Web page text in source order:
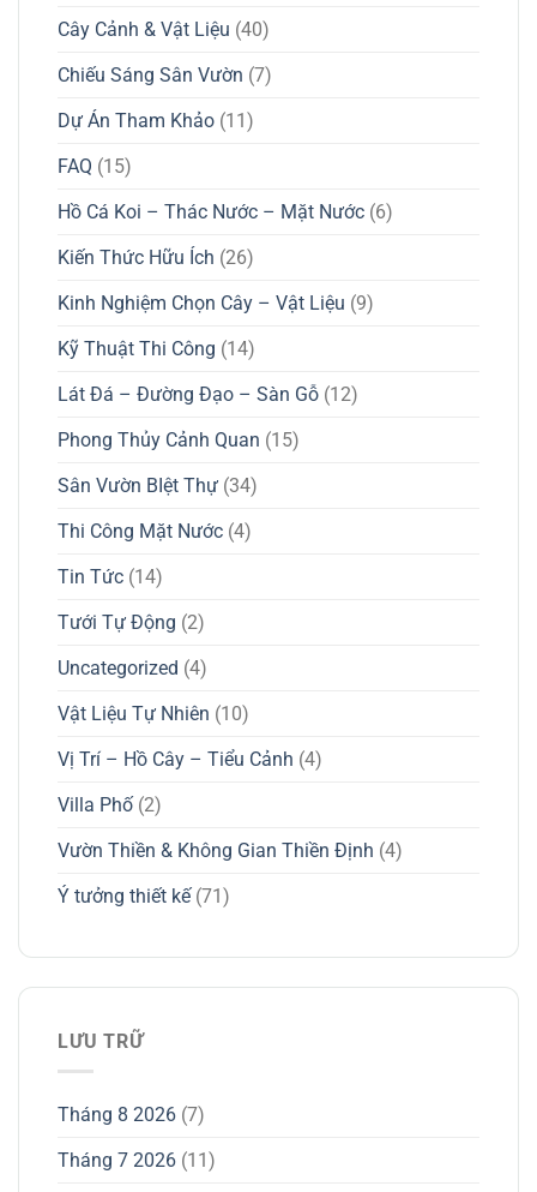
Cây Cảnh & Vật Liệu (40)
Chiếu Sáng Sân Vườn (7)
Dự Án Tham Khảo (11)
FAQ (15)
Hồ Cá Koi – Thác Nước – Mặt Nước (6)
Kiến Thức Hữu Ích (26)
Kinh Nghiệm Chọn Cây – Vật Liệu (9)
Kỹ Thuật Thi Công (14)
Lát Đá – Đường Đạo – Sàn Gỗ (12)
Phong Thủy Cảnh Quan (15)
Sân Vườn BIệt Thự (34)
Thi Công Mặt Nước (4)
Tin Tức (14)
Tưới Tự Động (2)
Uncategorized (4)
Vật Liệu Tự Nhiên (10)
Vị Trí – Hồ Cây – Tiểu Cảnh (4)
Villa Phố (2)
Vườn Thiền & Không Gian Thiền Định (4)
Ý tưởng thiết kế(71)
LƯU TRỮ
Tháng 8 2026 (7)
Tháng 7 2026 (11)